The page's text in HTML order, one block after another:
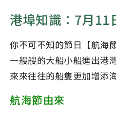
港埠知識：7月11
你不可不知的節日【航海節
一艘艘的大船小船進出港
來來往往的船隻更加增添
航海節由來